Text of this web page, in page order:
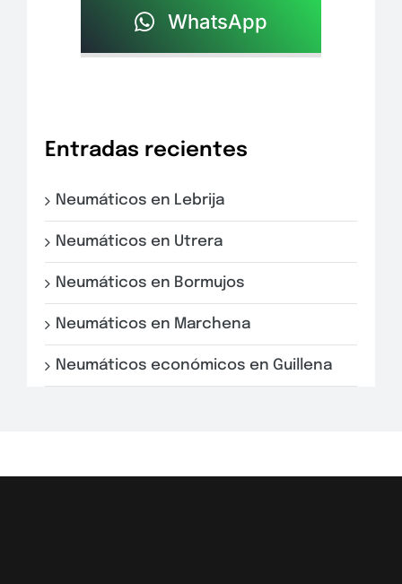
WhatsApp
Entradas recientes
Neumáticos en Lebrija
Neumáticos en Utrera
Neumáticos en Bormujos
Neumáticos en Marchena
Neumáticos económicos en Guillena